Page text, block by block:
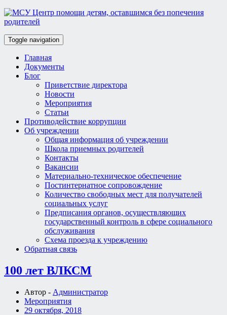
Toggle navigation
Главная
Документы
Блог
Приветствие директора
Новости
Мероприятия
Статьи
Противодействие коррупции
Об учреждении
Общая информация об учреждении
Школа приемных родителей
Контакты
Вакансии
Материально-техническое обеспечение
Постинтернатное сопровождение
Количество свободных мест для получателей
социальных услуг
Предписания органов, осуществляющих
государственный контроль в сфере социального
обслуживания
Схема проезда к учреждению
Обратная связь
100 лет ВЛКСМ
Автор - Администратор
Мероприятия
29 октября, 2018